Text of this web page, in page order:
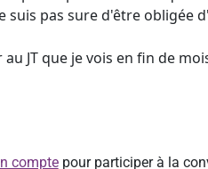
suis pas sure d'être obligée
au JT que je vois en fin de
comptepour participer à la